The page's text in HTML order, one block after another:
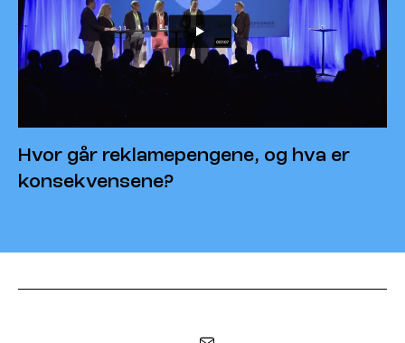
Hvor går reklamepengene, og hva er
konsekvensene?